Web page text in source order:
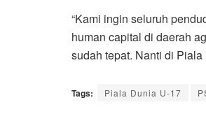
“Kami ingin seluruh
human capital di daerah
sudah tepat. Nanti di
Tags: Piala Dunia U-17